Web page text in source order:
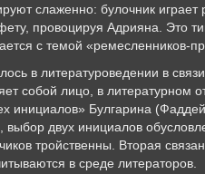
слаженно: булочник
провоцируя Адрияна. Это
с темой «ремесленников-
в литературоведении в
собой лицо, в литературном
инициалов» Булгарина
двух инициалов
тройственны. Вторая
в среде литераторов.